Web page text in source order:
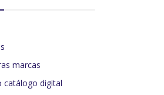
marcas
catálogo digital